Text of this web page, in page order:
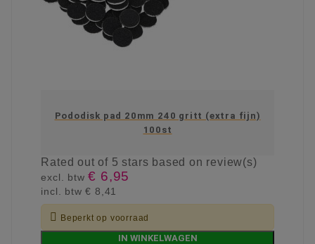
Pododisk pad 20mm 240 gritt (extra fijn)
100st
Ratedout of 5 stars based on review(s)
excl. btw€ 6,95
incl. btw€ 8,41
 Beperkt op voorraad
IN WINKELWAGEN